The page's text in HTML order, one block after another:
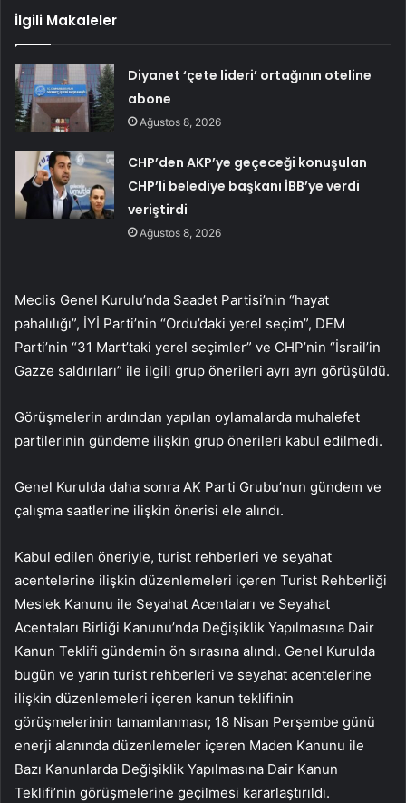
İlgili Makaleler
Diyanet ‘çete lideri’ ortağının oteline
abone
Ağustos 8, 2026
CHP’den AKP’ye geçeceği konuşulan
CHP’li belediye başkanı İBB’ye verdi
veriştirdi
Ağustos 8, 2026
Meclis Genel Kurulu’nda Saadet Partisi’nin “hayat
pahalılığı”, İYİ Parti’nin “Ordu’daki yerel seçim”, DEM
Parti’nin “31 Mart’taki yerel seçimler” ve CHP’nin “İsrail’in
Gazze saldırıları” ile ilgili grup önerileri ayrı ayrı görüşüldü.
Görüşmelerin ardından yapılan oylamalarda muhalefet
partilerinin gündeme ilişkin grup önerileri kabul edilmedi.
Genel Kurulda daha sonra AK Parti Grubu’nun gündem ve
çalışma saatlerine ilişkin önerisi ele alındı.
Kabul edilen öneriyle, turist rehberleri ve seyahat
acentelerine ilişkin düzenlemeleri içeren Turist Rehberliği
Meslek Kanunu ile Seyahat Acentaları ve Seyahat
Acentaları Birliği Kanunu’nda Değişiklik Yapılmasına Dair
Kanun Teklifi gündemin ön sırasına alındı. Genel Kurulda
bugün ve yarın turist rehberleri ve seyahat acentelerine
ilişkin düzenlemeleri içeren kanun teklifinin
görüşmelerinin tamamlanması; 18 Nisan Perşembe günü
enerji alanında düzenlemeler içeren Maden Kanunu ile
Bazı Kanunlarda Değişiklik Yapılmasına Dair Kanun
Teklifi’nin görüşmelerine geçilmesi kararlaştırıldı.